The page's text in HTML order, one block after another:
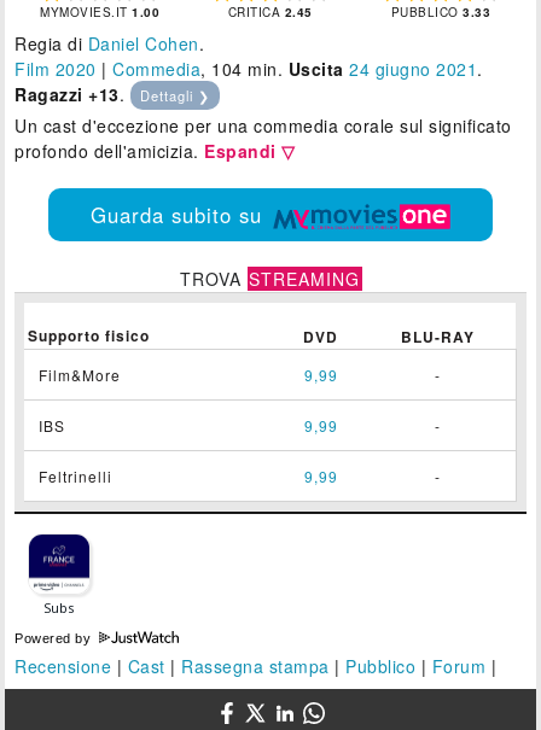
MYMOVIES.IT1.00 CRITICA 2.45 PUBBLICO3.33
Regia di Daniel Cohen.
Film 2020 |Commedia, 104 min. Uscita 24 giugno 2021 .
Ragazzi +13. Dettagli ❯
Un cast d'eccezione per una commedia corale sul significato
profondo dell'amicizia. Espandi ▽
Guarda subito su
TROVA STREAMING
Supporto fisico DVD BLU-RAY
Film&More 9,99 -
IBS 9,99 -
Feltrinelli 9,99 -
Powered by
Recensione | Cast | Rassegna stampa | Pubblico | Forum |